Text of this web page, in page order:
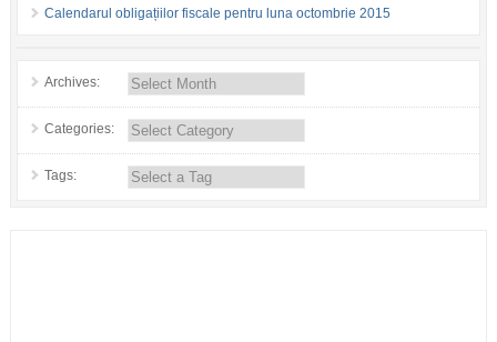
Calendarul obligațiilor fiscale pentru luna octombrie 2015
Archives:
Categories:
Tags: